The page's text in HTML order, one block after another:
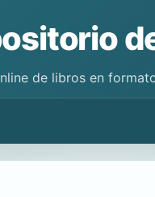
de libros en